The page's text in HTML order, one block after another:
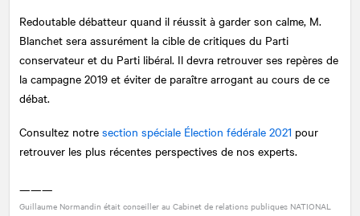
Redoutable débatteur quand il réussit à garder son calme, M.
Blanchet sera assurément la cible de critiques du Parti
conservateur et du Parti libéral. Il devra retrouver ses repères de
la campagne 2019 et éviter de paraître arrogant au cours de ce
débat.
Consultez notre section spéciale Élection fédérale 2021 pour
retrouver les plus récentes perspectives de nos experts.
———
Guillaume Normandin était conseiller au Cabinet de relations publiques NATIONAL